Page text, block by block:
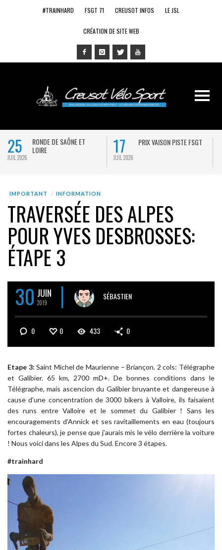
#TRAINHARD FSGT 71 CREUSOT INFOS LE JSL
CRÉATION DE SITE WEB
25
JUIL 2026
RONDE DE SAÔNE ET
LOIRE
17
JUIL 2026
PRIX VAISON PISTE FSGT
IMPORTANT INFORMATION
TRAVERSÉE DES ALPES
POUR YVES DESBROSSES:
ÉTAPE 3
30 JUIN
2019
SÉBASTIEN
0 0 433 0
Etape 3: Saint Michel de Maurienne – Briançon. 2 cols: Télégraphe
et Galibier. 65 km, 2700 mD+. De bonnes conditions dans le
Télégraphe, mais ascencion du Galibier bruyante et dangereuse à
cause d’une concentration de 3000 bikers à Valloire, ils faisaient
des runs entre Valloire et le sommet du Galibier ! Sans les
encouragements d’Annick et ses ravitaillements en eau (toujours
fortes chaleurs), je pense que j’aurais mis le vélo derrière la voiture
! Nous voici dans les Alpes du Sud. Encore 3 étapes.
#trainhard